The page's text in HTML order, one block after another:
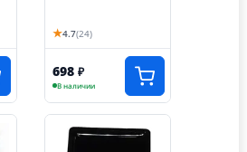
★4.7(24)
698 ₽
В наличии